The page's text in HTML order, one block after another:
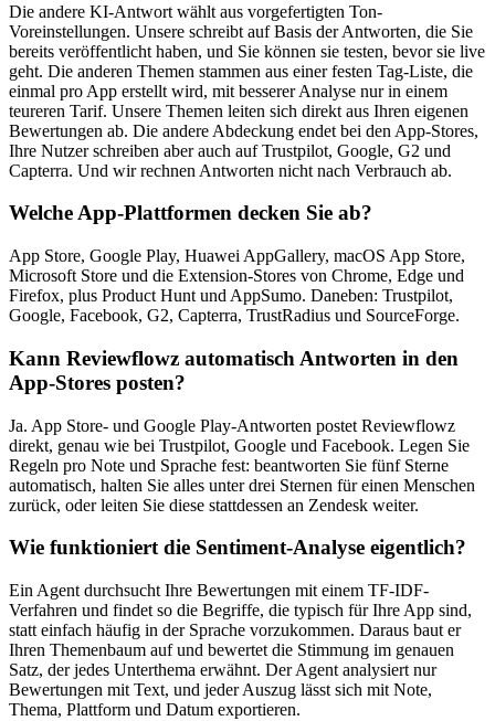
Die andere KI-Antwort wählt aus vorgefertigten Ton-
Voreinstellungen. Unsere schreibt auf Basis der Antworten, die Sie
bereits veröffentlicht haben, und Sie können sie testen, bevor sie live
geht. Die anderen Themen stammen aus einer festen Tag-Liste, die
einmal pro App erstellt wird, mit besserer Analyse nur in einem
teureren Tarif. Unsere Themen leiten sich direkt aus Ihren eigenen
Bewertungen ab. Die andere Abdeckung endet bei den App-Stores,
Ihre Nutzer schreiben aber auch auf Trustpilot, Google, G2 und
Capterra. Und wir rechnen Antworten nicht nach Verbrauch ab.
Welche App-Plattformen decken Sie ab?
App Store, Google Play, Huawei AppGallery, macOS App Store,
Microsoft Store und die Extension-Stores von Chrome, Edge und
Firefox, plus Product Hunt und AppSumo. Daneben: Trustpilot,
Google, Facebook, G2, Capterra, TrustRadius und SourceForge.
Kann Reviewflowz automatisch Antworten in den
App-Stores posten?
Ja. App Store- und Google Play-Antworten postet Reviewflowz
direkt, genau wie bei Trustpilot, Google und Facebook. Legen Sie
Regeln pro Note und Sprache fest: beantworten Sie fünf Sterne
automatisch, halten Sie alles unter drei Sternen für einen Menschen
zurück, oder leiten Sie diese stattdessen an Zendesk weiter.
Wie funktioniert die Sentiment-Analyse eigentlich?
Ein Agent durchsucht Ihre Bewertungen mit einem TF-IDF-
Verfahren und findet so die Begriffe, die typisch für Ihre App sind,
statt einfach häufig in der Sprache vorzukommen. Daraus baut er
Ihren Themenbaum auf und bewertet die Stimmung im genauen
Satz, der jedes Unterthema erwähnt. Der Agent analysiert nur
Bewertungen mit Text, und jeder Auszug lässt sich mit Note,
Thema, Plattform und Datum exportieren.